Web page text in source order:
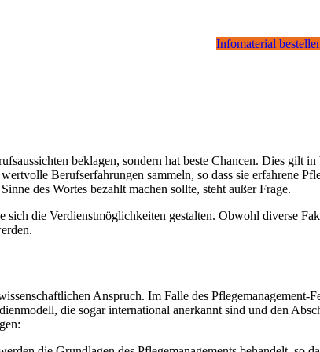
Infomaterial
beklagen, sondern hat beste Chancen. Dies gilt
Berufserfahrungen sammeln, so dass sie erfahrene
des Wortes bezahlt machen sollte, steht außer Frage.
die Verdienstmöglichkeiten gestalten. Obwohl diverse
Anspruch. Im Falle des Pflegemanagement-
die sogar international anerkannt sind und den